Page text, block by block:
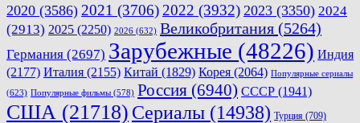
2020 (3586) 2021 (3706) 2022 (3932) 2023 (3350) 2024
(2913) 2025 (2250) 2026 (632) Великобритания (5264)
Германия (2697) Зарубежные (48226) Индия
(2177) Италия (2155) Китай (1829) Корея (2064) Популярные сериалы
(623) Популярные фильмы (578) Россия (6940) СССР (1941)
США (21718) Сериалы (14938) Турция (709)